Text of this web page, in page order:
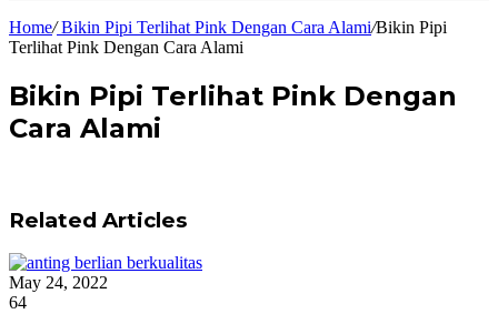
Home/Bikin Pipi Terlihat Pink Dengan Cara Alami/Bikin Pipi
Terlihat Pink Dengan Cara Alami
Bikin Pipi Terlihat Pink Dengan
Cara Alami
Related Articles
May 24, 2022
64